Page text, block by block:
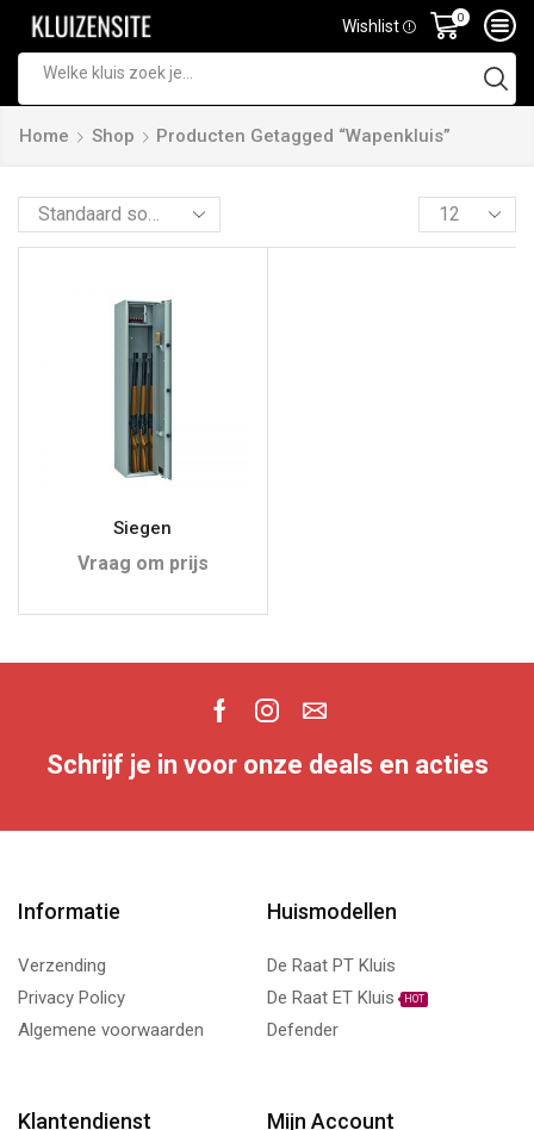
Wishlist 0
Home Shop Producten Getagged “wapenkluis”
Siegen
Vraag om prijs
Schrijf je in voor onze deals en acties
Informatie
Verzending
Privacy Policy
Algemene voorwaarden
Huismodellen
De Raat PT Kluis
De Raat ET Kluis
HOT
Defender
Klantendienst Mijn Account